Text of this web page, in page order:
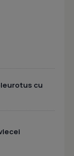
cu